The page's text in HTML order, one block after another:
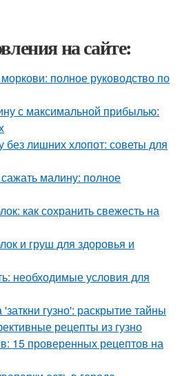
на сайте:
полное руководство по
с максимальной прибылью:
без лишних хлопот: советы для
малину: полное
как сохранить свежесть на
и груш для здоровья и
необходимые условия для
гузно': раскрытие тайны
рецепты из гузно
15 проверенных рецептов на